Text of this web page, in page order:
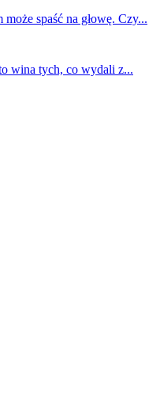
spaść na głowę. Czy...
wina tych, co wydali z...